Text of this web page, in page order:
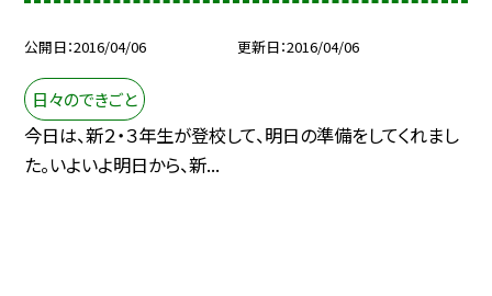
公開日 2016/04/06 更新日 2016/04/06
日々のできごと
今日は、新２・３年生が登校して、明日の準備をしてくれまし
た。いよいよ明日から、新...